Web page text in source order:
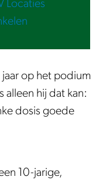
Locaties
jaar op het podium
alleen hij dat kan:
dosis goede
10-jarige,